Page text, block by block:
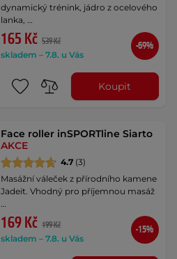
dynamický trénink, jádro z ocelového
lanka, …
165 Kč 539 Kč
skladem – 7.8. u Vás
-69%
Koupit
Face roller inSPORTline Siarto
AKCE
4.7 (3)
Masážní váleček z přírodního kamene
Jadeit. Vhodný pro příjemnou masáž
…
169 Kč 199 Kč
skladem – 7.8. u Vás
-15%